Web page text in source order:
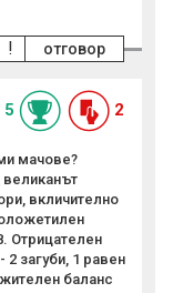
отговор
!
5 2
мачове?
вкличително
Отрицателен
загуби, 1 равен
баланс